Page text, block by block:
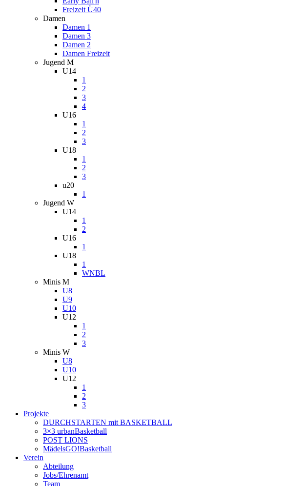
Freizeit Ü40
Damen
Damen 1
Damen 3
Damen 2
Damen Freizeit
Jugend M
U14
1
2
3
4
U16
1
2
3
U18
1
2
3
u20
1
Jugend W
U14
1
2
U16
1
U18
1
WNBL
Minis M
U8
U9
U10
U12
1
2
3
Minis W
U8
U10
U12
1
2
3
Projekte
DURCHSTARTEN mit BASKETBALL
3×3 urbanBasketball
POST LIONS
MädelsGO!Basketball
Verein
Abteilung
Jobs/Ehrenamt
Team